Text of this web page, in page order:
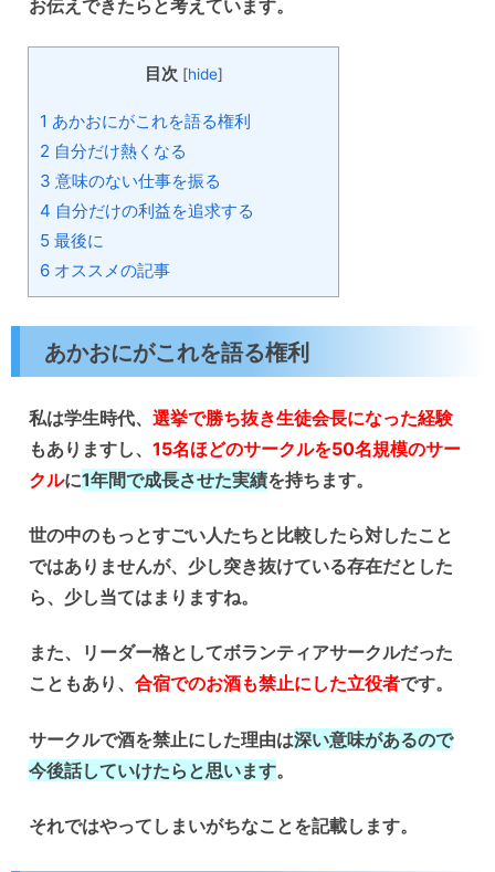
お伝えできたらと考えています。
目次 [hide]
1 あかおにがこれを語る権利
2 自分だけ熱くなる
3 意味のない仕事を振る
4 自分だけの利益を追求する
5 最後に
6 オススメの記事
あかおにがこれを語る権利
私は学生時代、 選挙で勝ち抜き生徒会長になった経験
もありますし、 15名ほどのサークルを50名規模のサー
クルに1年間で成長させた実績を持ちます。
世の中のもっとすごい人たちと比較したら対したこと
ではありませんが、少し突き抜けている存在だとした
ら、少し当てはまりますね。
また、リーダー格としてボランティアサークルだった
こともあり、 合宿でのお酒も禁止にした立役者です。
サークルで酒を禁止にした理由は深い意味があるので
今後話していけたらと思います。
それではやってしまいがちなことを記載します。